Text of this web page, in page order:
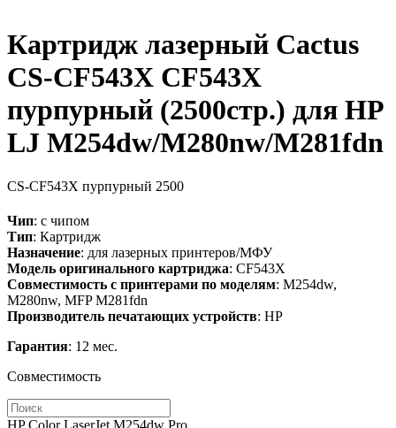
Картридж лазерный Cactus
CS-CF543X CF543X
пурпурный (2500стр.) для HP
LJ M254dw/M280nw/M281fdn
CS-CF543X пурпурный 2500
Чип: с чипом
Тип: Картридж
Назначение: для лазерных принтеров/МФУ
Модель оригинального картриджа: CF543X
Совместимость с принтерами по моделям: M254dw,
M280nw, MFP M281fdn
Производитель печатающих устройств: HP
Гарантия: 12 мес.
Совместимость
HP Color LaserJet M254dw Pro